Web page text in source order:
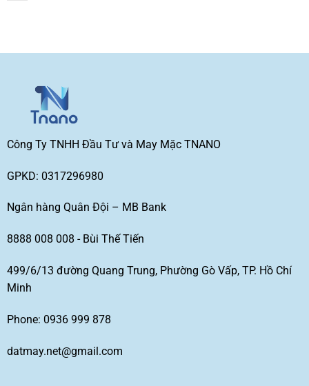
Công Ty TNHH Đầu Tư và May Mặc TNANO
GPKD: 0317296980
Ngân hàng Quân Đội – MB Bank
8888 008 008 - Bùi Thế Tiến
499/6/13 đường Quang Trung, Phường Gò Vấp, TP. Hồ Chí
Minh
Phone: 0936 999 878
datmay.net@gmail.com